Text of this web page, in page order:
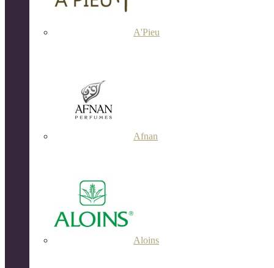
A'Pieu
Afnan
Aloins